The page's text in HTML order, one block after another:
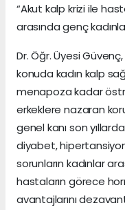
“Akut kalp krizi ile
arasında genç
Dr. Öğr. Üyesi
konuda kadın kalp
menapoza kadar
erkeklere nazaran
genel kanı son
diyabet,
sorunların kadınlar
hastaların görece
avantajlarını